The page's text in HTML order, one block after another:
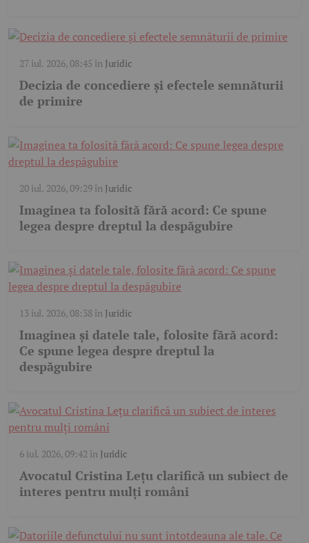
27 iul. 2026, 08:45 în Juridic
Decizia de concediere și efectele semnăturii
de primire
20 iul. 2026, 09:29în Juridic
Imaginea ta folosită fără acord: Ce spune
legea despre dreptul la despăgubire
13 iul. 2026, 08:38în Juridic
Imaginea și datele tale, folosite fără acord:
Ce spune legea despre dreptul la
despăgubire
6 iul. 2026, 09:42 în Juridic
Avocatul Cristina Lețu clarifică un subiect de
interes pentru mulți români